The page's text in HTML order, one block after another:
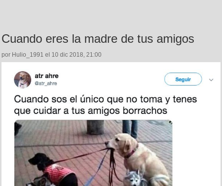
Cuando eres la madre de tus amigos
por Hulio_1991 el 10 dic 2018, 21:00